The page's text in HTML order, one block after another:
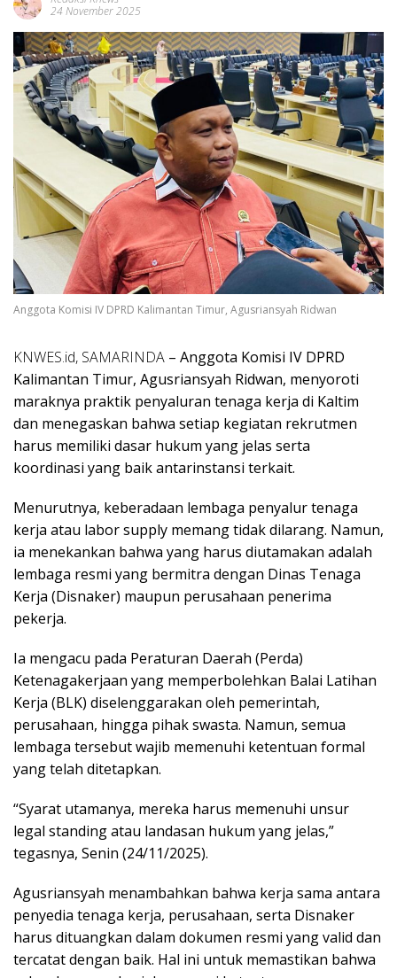
24 November 2025
Anggota Komisi IV DPRD Kalimantan Timur, Agusriansyah Ridwan
KNWES.id, SAMARINDA – Anggota Komisi IV DPRD
Kalimantan Timur, Agusriansyah Ridwan, menyoroti
maraknya praktik penyaluran tenaga kerja di Kaltim
dan menegaskan bahwa setiap kegiatan rekrutmen
harus memiliki dasar hukum yang jelas serta
koordinasi yang baik antarinstansi terkait.
Menurutnya, keberadaan lembaga penyalur tenaga
kerja atau labor supply memang tidak dilarang. Namun,
ia menekankan bahwa yang harus diutamakan adalah
lembaga resmi yang bermitra dengan Dinas Tenaga
Kerja (Disnaker) maupun perusahaan penerima
pekerja.
Ia mengacu pada Peraturan Daerah (Perda)
Ketenagakerjaan yang memperbolehkan Balai Latihan
Kerja (BLK) diselenggarakan oleh pemerintah,
perusahaan, hingga pihak swasta. Namun, semua
lembaga tersebut wajib memenuhi ketentuan formal
yang telah ditetapkan.
“Syarat utamanya, mereka harus memenuhi unsur
legal standing atau landasan hukum yang jelas,”
tegasnya, Senin (24/11/2025).
Agusriansyah menambahkan bahwa kerja sama antara
penyedia tenaga kerja, perusahaan, serta Disnaker
harus dituangkan dalam dokumen resmi yang valid dan
tercatat dengan baik. Hal ini untuk memastikan bahwa